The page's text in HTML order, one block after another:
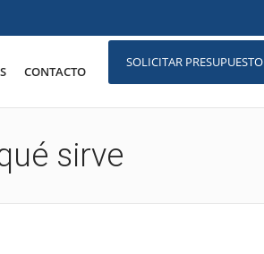
CONTACTO
SOLICITAR PRESUPUESTO
sirve